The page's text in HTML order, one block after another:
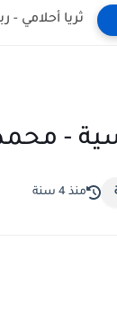
ثريا أحلامي -
-
منذ 4 سنة